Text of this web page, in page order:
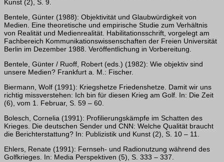
Kunst (2), S. 9.
Bentele, Günter (1988): Objektivität und Glaubwürdigkeit von
Medien. Eine theoretische und empirische Studie zum Verhältnis
von Realität und Medienrealität. Habilitationsschrift, vorgelegt am
Fachbereich Kommunikationswissenschaften der Freien Universität
Berlin im Dezember 1988. Veröffentlichung in Vorbereitung.
Bentele, Günter / Ruoff, Robert (eds.) (1982): Wie objektiv sind
unsere Medien? Frankfurt a. M.: Fischer.
Biermann, Wolf (1991): Kriegshetze Friedenshetze. Damit wir uns
richtig missverstehen: Ich bin für diesen Krieg am Golf. In: Die Zeit
(6), vom 1. Februar, S. 59 – 60.
Bolesch, Cornelia (1991): Profilierungskämpfe im Schatten des
Krieges. Die deutschen Sender und CNN: Welche Qualität braucht
die Berichterstattung? In: Publizistik und Kunst (2), S. 10 – 11.
Ehlers, Renate (1991): Fernseh- und Radionutzung während des
Golfkrieges. In: Media Perspektiven (5), S. 333 – 337.